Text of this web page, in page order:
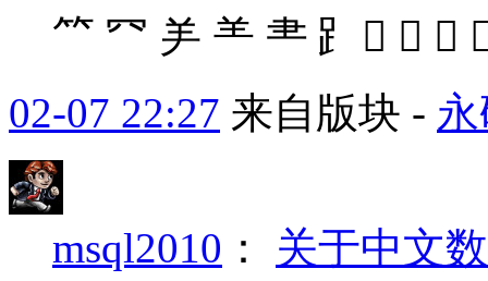
⺮ ⺳ ⺶ ⺷ ⺻ ⻊  
02-07 22:27 来自版块 -
msql2010 ： 关于中文